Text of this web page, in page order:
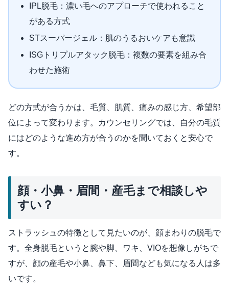
IPL脱毛：濃い毛へのアプローチで使われること
がある方式
STスーパージェル：肌のうるおいケアも意識
ISGトリプルアタック脱毛：複数の要素を組み合
わせた施術
どの方式が合うかは、毛質、肌質、痛みの感じ方、希望部
位によって変わります。カウンセリングでは、自分の毛質
にはどのような進め方が合うのかを聞いておくと安心で
す。
顔・小鼻・眉間・産毛まで相談しや
すい？
ストラッシュの特徴として見たいのが、顔まわりの脱毛で
す。全身脱毛というと腕や脚、ワキ、VIOを想像しがちで
すが、顔の産毛や小鼻、鼻下、眉間なども気になる人は多
いです。